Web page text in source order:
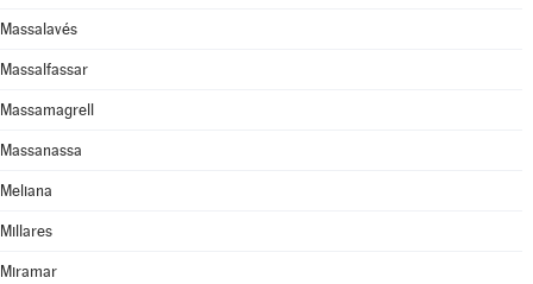
Massalavés
Massalfassar
Massamagrell
Massanassa
Meliana
Millares
Miramar